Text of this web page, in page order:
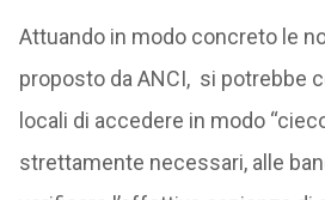
Attuando in modo concreto le
proposto da ANCI, si potrebbe
locali di accedere in modo
strettamente necessari, alle